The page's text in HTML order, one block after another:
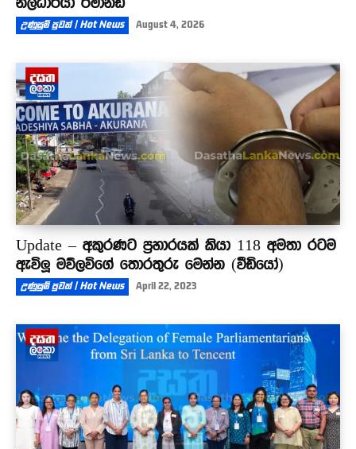
උණුසුම් පුවත් | Hot News August 4, 2026
Update – අකුරණට ප්‍රහාරයක් කියා 118 අමතා රටම
ඇවිලූ මව්ලවිගේ තොරතුරු මෙන්න (වීඩියෝ)
උණුසුම් පුවත් | Hot News April 22, 2023